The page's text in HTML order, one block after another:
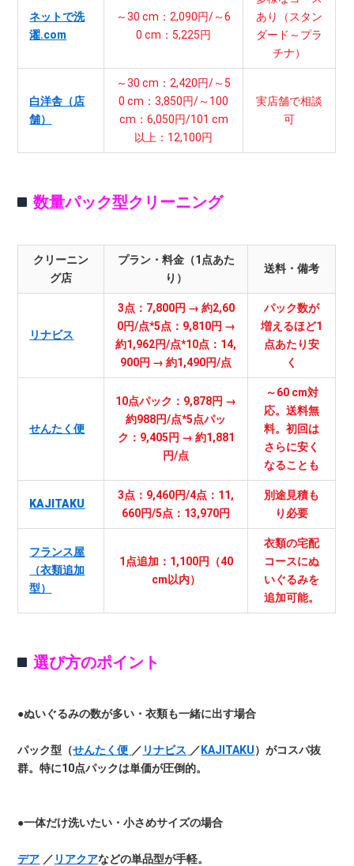
ネットで洗
濯.com
～30 cm：2,090円/～6
0 cm：5,225円
あり（スタン
ダード～プラ
チナ）
白洋舎（店
舗）
～30 cm：2,420円/～5
0 cm：3,850円/～100
cm：6,050円/101 cm
以上：12,100円
実店舗で相談
可
数量パック型クリーニング
クリーニン
グ店
プラン・料金（1点あた
り）
送料・備考
リナビス
3点：7,800円 → 約2,60
0円/点*5点：9,810円 →
約1,962円/点*10点：14,
900円 → 約1,490円/点
パック数が
増えるほど1
点あたり安
く
せんたく便
10点パック：9,878円 →
約988円/点*5点パッ
ク：9,405円 → 約1,881
円/点
～60 cm対
応。送料無
料。初回は
さらに安く
なることも
KAJITAKU
3点：9,460円/4点：11,
660円/5点：13,970円
別途見積も
り必要
フランス屋
（衣類追加
型）
1点追加：1,100円（40
cm以内）
衣類の宅配
コースにぬ
いぐるみを
追加可能。
選び方のポイント
●ぬいぐるみの数が多い・衣類も一緒に出す場合
パック型（せんたく便 ／ リナビス ／ KAJITAKU）がコスパ抜
群。特に10点パックは単価が圧倒的。
●一体だけ洗いたい・小さめサイズの場合
デア ／ リアクアなどの単品型が手軽。